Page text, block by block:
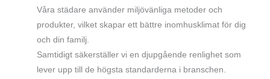
Våra städare använder miljövänliga metoder och
produkter, vilket skapar ett bättre inomhusklimat för dig
och din familj.
Samtidigt säkerställer vi en djupgående renlighet som
lever upp till de högsta standarderna i branschen.